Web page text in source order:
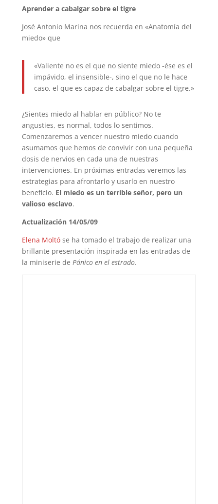
Aprender a cabalgar sobre el tigre
José Antonio Marina nos recuerda en «Anatomía del
miedo» que
«Valiente no es el que no siente miedo -ése es el
impávido, el insensible-, sino el que no le hace
caso, el que es capaz de cabalgar sobre el tigre.»
¿Sientes miedo al hablar en público? No te
angusties, es normal, todos lo sentimos.
Comenzaremos a vencer nuestro miedo cuando
asumamos que hemos de convivir con una pequeña
dosis de nervios en cada una de nuestras
intervenciones. En próximas entradas veremos las
estrategias para afrontarlo y usarlo en nuestro
beneficio. El miedo es un terrible señor, pero un
valioso esclavo.
Actualización 14/05/09
Elena Moltóse ha tomado el trabajo de realizar una
brillante presentación inspirada en las entradas de
la miniserie de Pánico en el estrado.